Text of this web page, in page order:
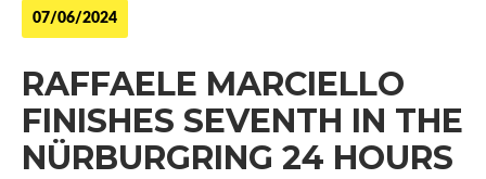
07/06/2024
RAFFAELE MARCIELLO
FINISHES SEVENTH IN THE
NÜRBURGRING 24 HOURS